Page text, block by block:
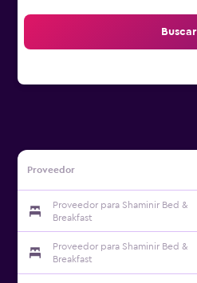
Buscar
Proveedor
Proveedor para Shaminir Bed &
Breakfast
Proveedor para Shaminir Bed &
Breakfast